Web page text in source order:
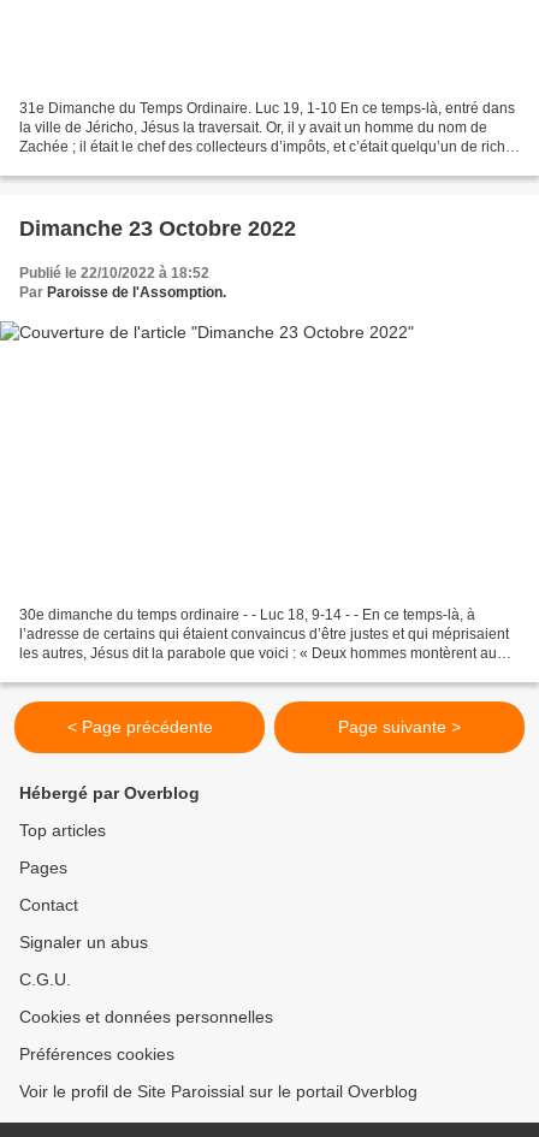
31e Dimanche du Temps Ordinaire. Luc 19, 1-10 En ce temps-là, entré dans
la ville de Jéricho, Jésus la traversait. Or, il y avait un homme du nom de
Zachée ; il était le chef des collecteurs d’impôts, et c’était quelqu’un de riche.
Dimanche 23 Octobre 2022
Publié le 22/10/2022 à 18:52
Par Paroisse de l'Assomption.
30e dimanche du temps ordinaire - - Luc 18, 9-14 - - En ce temps-là, à
l’adresse de certains qui étaient convaincus d’être justes et qui méprisaient
les autres, Jésus dit la parabole que voici : « Deux hommes montèrent au
< Page précédente Page suivante >
Hébergé par Overblog
Top articles
Pages
Contact
Signaler un abus
C.G.U.
Cookies et données personnelles
Préférences cookies
Voir le profil de Site Paroissial sur le portail Overblog